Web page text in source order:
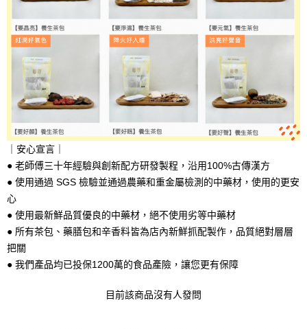
｜安心宣言｜
● 老師傅三十年經驗與創新配方研發製程，沿用100%古傳漢方
● 使用通過 SGS 檢驗並通過農藥和重金屬檢測的中藥材，使用的更安
心
● 使用最新鮮品質優良的中藥材，絕不使用劣等中藥材
● 所有茶包、藥膳包和辛香料皆為店內新鮮抓配製作，品質絕對層層
把關
● 我們產品均已投保1200萬的食品產險，讓您更有保障
目前該商品沒有人發問